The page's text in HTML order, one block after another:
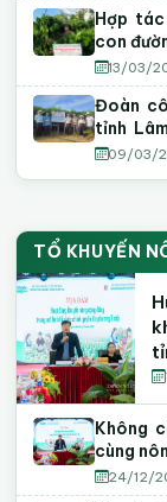
Hợp
con
13/03/
Đoàn
tỉnh
tại09/03/
HÌNH ẢNH
Sự Kiện &
Khuyến Nông
VIDEO KN
Video Kỹ
Hướng dẫn
Tập huấn
TỔ KHUYẾN
Không
cùng
lại sản
24/12/